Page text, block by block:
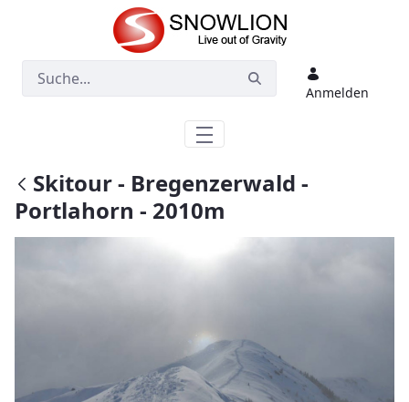
Zum Hauptinhalt springen
Anmelden
Skitour - Bregenzerwald -
Portlahorn - 2010m